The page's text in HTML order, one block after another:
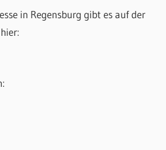
in Regensburg gibt es auf der